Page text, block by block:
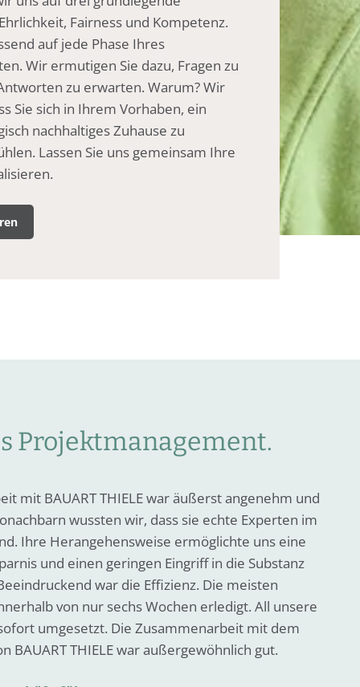
Fairness und Kompetenz.
auf jede Phase Ihres
Wir ermutigen Sie dazu, Fragen zu
zu erwarten. Warum? Wir
Sie sich in Ihrem Vorhaben, ein
nachhaltiges Zuhause zu
Lassen Sie uns gemeinsam Ihre
Projektmanagement.
mit BAUART THIELE war äußerst angenehm und
wussten wir, dass sie echte Experten im
Ihre Herangehensweise ermöglichte uns eine
und einen geringen Eingriff in die Substanz
war die Effizienz. Die meisten
von nur sechs Wochen erledigt. All unsere
umgesetzt. Die Zusammenarbeit mit dem
BAUART THIELE war außergewöhnlich gut.